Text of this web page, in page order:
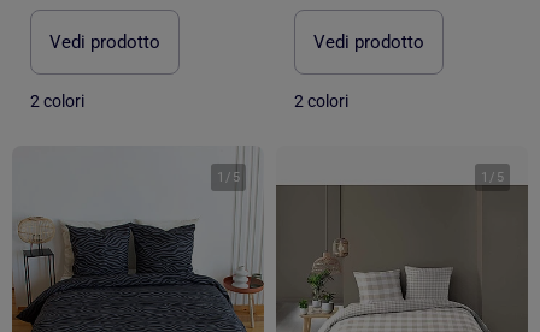
Vedi prodotto
2 colori
Vedi prodotto
2 colori
1 / 5 1 / 5